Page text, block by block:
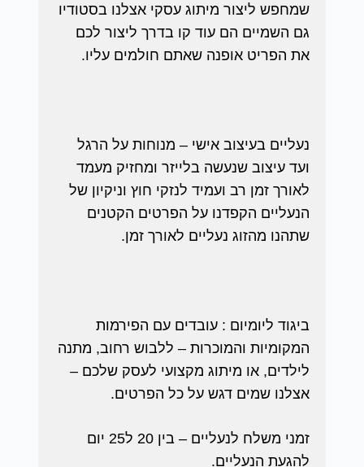
שמחפש ליצור מיתוג עסקי אצלנו בסטודיו
גם השמיים הם עוד קו בדרך ליצור לכם
את הפריט אופנה שאתם חולמים עליו.
נעליים בעיצוב אישי – מנוחות על הרגל
ועד עיצוב שנעשה בלייזר ומחזיק מעמד
לאורך זמן רב ועמיד לנזקי חוץ וניקיון של
הנעליים הקפדנו על הפרטים הקטנים
שתהנו מהזוג נעליים לאורך זמן.
ביגוד ליומיום : עובדים עם הפירמות
המקומיות והמוכרות – ללבוש רחוב, מתנה
לילדים, או מיתוג מקצועי לעסק שלכם –
אצלנו שמים דגש על כל הפרטים.
זמני משלח לנעליים – בין 20 ל25 יום
להגעת הנעליים.